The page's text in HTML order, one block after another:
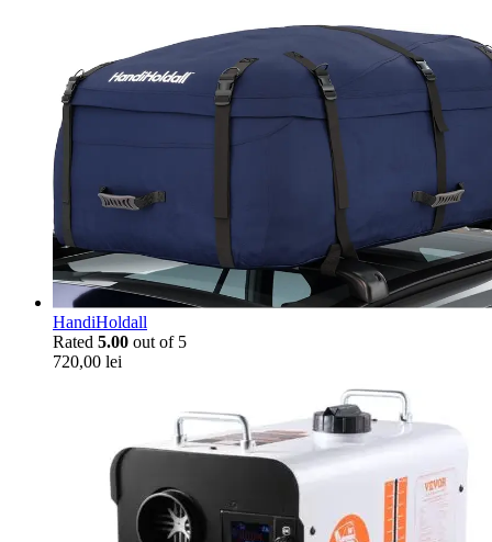
HandiHoldall
Rated 5.00 out of 5
720,00 lei